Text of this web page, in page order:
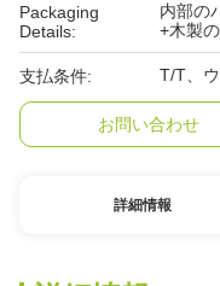
Packaging
Details:
内部の
+木製
支払条件: T/T、
お問い合わせ
詳細情報